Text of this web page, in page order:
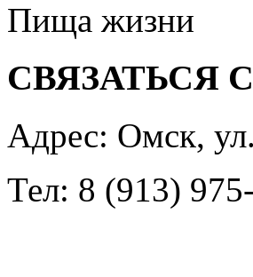
Пища жизни
СВЯЗАТЬСЯ
Адрес: Омск,
Тел: 8 (913)